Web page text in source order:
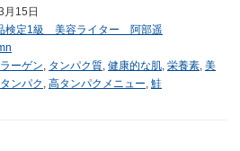
月15日
検定1級 美容ライター 阿部遥
ーゲン タンパク質 健康的な肌 栄養素 美
ンパク 高タンパクメニュー 鮭